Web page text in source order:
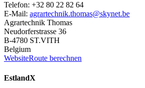
Telefon: +32 80 22 82 64
E-Mail: agrartechnik.thomas@skynet.be
Agrartechnik Thomas
Neudorferstrasse 36
B-4780 ST.VITH
Belgium
WebsiteRoute berechnen
EstlandX